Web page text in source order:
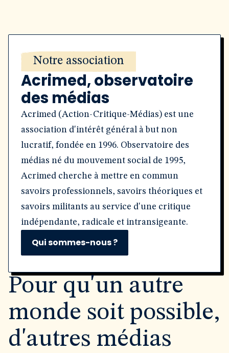
Notre association
Acrimed, observatoire
des médias
Acrimed (Action-Critique-Médias) est une
association d'intérêt général à but non
lucratif, fondée en 1996. Observatoire des
médias né du mouvement social de 1995,
Acrimed cherche à mettre en commun
savoirs professionnels, savoirs théoriques et
savoirs militants au service d'une critique
indépendante, radicale et intransigeante.
Qui sommes-nous ?
Pour qu'un autre
monde soit possible,
d'autres médias